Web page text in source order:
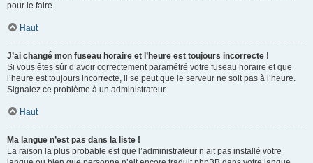
pour le faire.
Haut
J’ai changé mon fuseau horaire et l’heure est toujours incorrecte !
Si vous êtes sûr d’avoir correctement paramétré votre fuseau horaire et que
l’heure est toujours incorrecte, il se peut que le serveur ne soit pas à l’heure.
Signalez ce problème à un administrateur.
Haut
Ma langue n’est pas dans la liste !
La raison la plus probable est que l’administrateur n’ait pas installé votre